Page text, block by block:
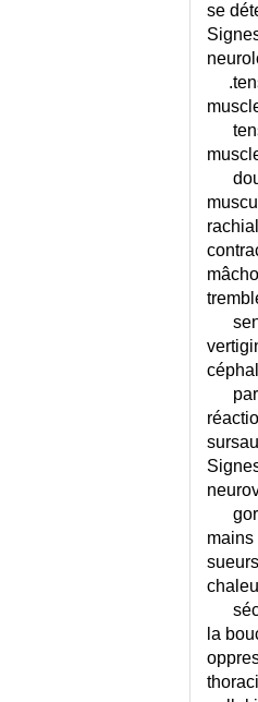
ASPERGER (SYNDROME
ASPERGILLOSE
ASSISTANCE À
ASSURANCE MALADIE
ASSURANCE PRIVEE -
ASTHENIE - ECHELLE
ASTHENIE
ASTHME - CONSEILS
ASTHME - EXACERBATION
ASTHME - STRATEGIE DU
ASTHME - TEST DE
ASTHME DE L'ADULTE
ASTHME OU BPCO ?
ASTHME OU DYSKINESIE
CORDES VOCALES ?
ATAXIE DE FRIEDREICH
se
mains
la